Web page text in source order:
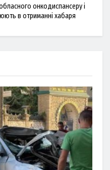
онкодиспансеру і
в отриманні хабаря